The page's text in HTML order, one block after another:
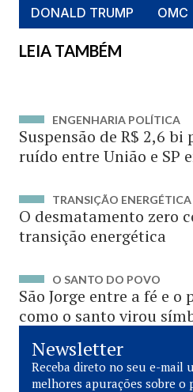
DONALD TRUMP
OMC
LEIA TAMBÉM
ENGENHARIA POLÍTICA
Suspensão de R$ 2,6 bi
ruído entre União e SP
TRANSIÇÃO ENERGÉTICA
O desmatamento zero
transição energética
O SANTO DO POVO
São Jorge entre a fé e
como o santo virou
Newsletter
Receba direto no seu e-mail
melhores apurações sobre o